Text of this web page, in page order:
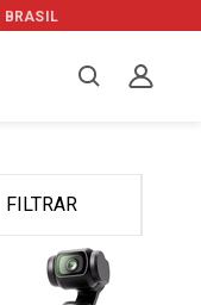
BRASIL
FILTRAR